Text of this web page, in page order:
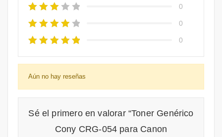
0
0
0
Aún no hay reseñas
Sé el primero en valorar “Toner Genérico
Cony CRG-054 para Canon